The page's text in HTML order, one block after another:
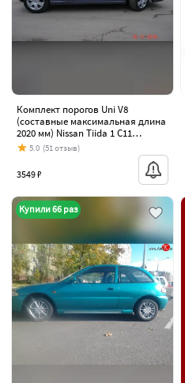
Комплект порогов Uni V8
(составные максимальная длина
2020 мм) Nissan Tiida 1 C11
хэтчбэк дорестайлинг, Япония
(2004-2007)
5.0 (51 отзыв)
3549 ₽
Купили 66 раз